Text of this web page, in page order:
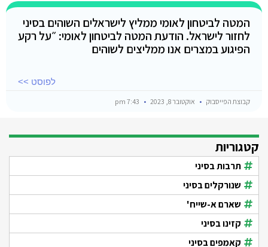
המטה לביטחון לאומי ממליץ לישראלים השוהים בסיני
לחזור לישראל. הודעת המטה לביטחון לאומי: ״על רקע
הפיגוע במצרים אנו ממליצים לשוהים
לפוסט >>
קבוצת הפייסבוק אוקטובר 8, 2023
קטגוריות
תרבות בסיני
שנורקלים בסיני
שארם א-שייח'
קזינו בסיני
קאמפים בסיני